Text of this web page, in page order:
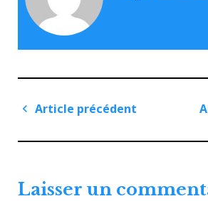
Navigation
l'article
Article précédent
Laisser un